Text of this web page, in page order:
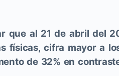
que al 21 de abril del
físicas, cifra mayor a
de 32% en